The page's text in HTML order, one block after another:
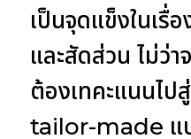
เป็นจุดแข็งในเรื่
และสัดส่วน ไม่ว่
ต้องเทคะแนนไป
tailor-made แ